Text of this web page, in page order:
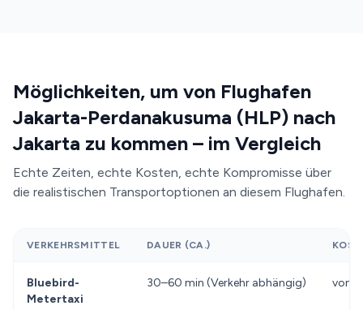
Verkehrsstaus; DAMRI-Busse dauern 45–90
Minuten mit unzuverlässigen Abfahrtszeiten.
Möglichkeiten, um von Flughafen
Jakarta-Perdanakusuma (HLP) nach
Jakarta zu kommen – im Vergleich
Echte Zeiten, echte Kosten, echte Kompromisse über
die realistischen Transportoptionen an diesem Flughafen.
VERKEHRSMITTEL DAUER (CA.)
Bluebird-
Metertaxi
30–60 min (Verkehr abhängig) von